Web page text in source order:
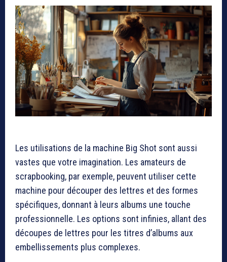
Les utilisations de la machine Big Shot sont aussi
vastes que votre imagination. Les amateurs de
scrapbooking, par exemple, peuvent utiliser cette
machine pour découper des lettres et des formes
spécifiques, donnant à leurs albums une touche
professionnelle. Les options sont infinies, allant des
découpes de lettres pour les titres d’albums aux
embellissements plus complexes.